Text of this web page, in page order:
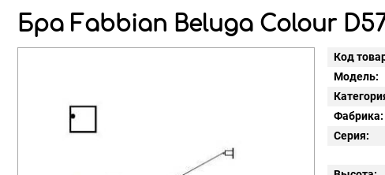
Бра Fabbian Beluga Colour D57
Код
Модель:
Фабрика:
Серия: